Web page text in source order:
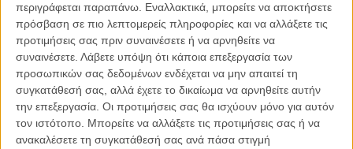
περιγράφεται παραπάνω. Εναλλακτικά, μπορείτε να αποκτήσετε
πρόσβαση σε πιο λεπτομερείς πληροφορίες και να αλλάξετε τις
προτιμήσεις σας πριν συναινέσετε ή να αρνηθείτε να
συναινέσετε. Λάβετε υπόψη ότι κάποια επεξεργασία των
προσωπικών σας δεδομένων ενδέχεται να μην απαιτεί τη
συγκατάθεσή σας, αλλά έχετε το δικαίωμα να αρνηθείτε αυτήν
την επεξεργασία. Οι προτιμήσεις σας θα ισχύουν μόνο για αυτόν
τον ιστότοπο. Μπορείτε να αλλάξετε τις προτιμήσεις σας ή να
ανακαλέσετε τη συγκατάθεσή σας ανά πάσα στιγμή
Βιμ Βέντερς
Συνέντευξη
Η επιτυχία είναι υπερτιμημένη. Δεν σε κάνει
καλύτερο, δεν σε πάει πουθενά η επιτυχία. Είναι
απλώς ένα ωραίο, ανεβαστικό, επιφανειακό
συναίσθημα.»